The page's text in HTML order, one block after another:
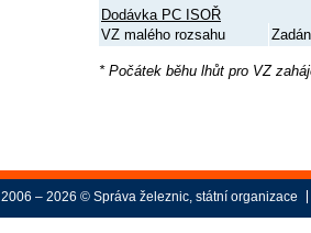
Dodávka PC ISOŘ
VZ malého rozsahu
* Počátek běhu lhůt pro VZ
2006 – 2026 © Správa železnic, státní organizace